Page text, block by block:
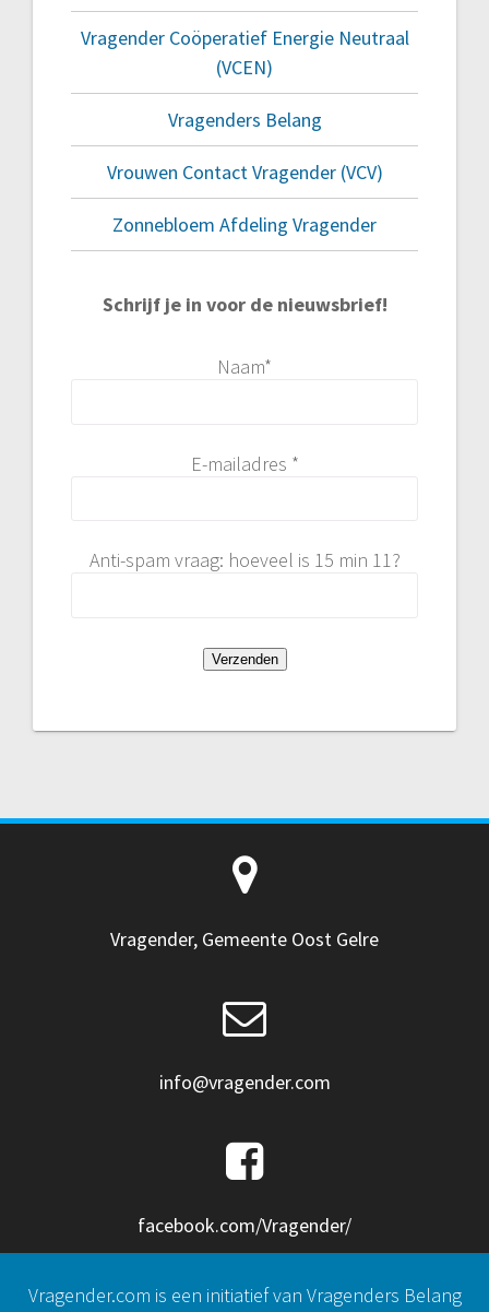
Vragender Coöperatief Energie Neutraal
(VCEN)
Vragenders Belang
Vrouwen Contact Vragender (VCV)
Zonnebloem Afdeling Vragender
Schrijf je in voor de nieuwsbrief!
Naam*
E-mailadres *
Anti-spam vraag: hoeveel is 15 min 11?
Vragender, Gemeente Oost Gelre
info@vragender.com
facebook.com/Vragender/
Vragender.com is een initiatief van Vragenders Belang